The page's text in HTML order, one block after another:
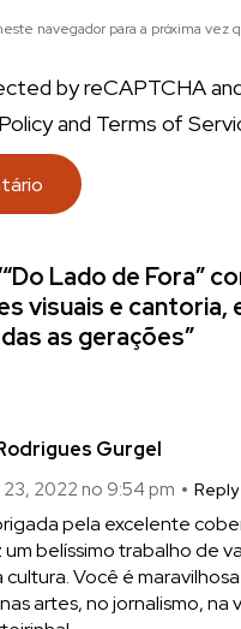
navegador para a próxima vez
by reCAPTCHA
and Terms of
Lado de Fora”
visuais e cantoria,
as gerações”
Gurgel
2022 no 9:54 pm Reply
pela excelente
belíssimo trabalho de
cultura. Você é
artes, no jornalismo, na